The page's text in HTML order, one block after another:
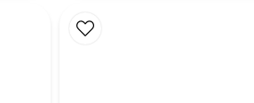
egenskaper. Resultatet? Ett
och skyddar i ett steg